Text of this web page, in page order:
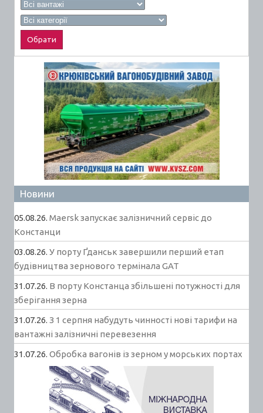
Новини
05.08.26. Maersk запускає залізничний сервіс до
Констанци
03.08.26. У порту Ґданськ завершили перший етап
будівництва зернового термінала GAT
31.07.26. В порту Констанца збільшені потужності для
зберігання зерна
31.07.26. З 1 серпня набудуть чинності нові тарифи на
вантажні залізничні перевезення
31.07.26. Обробка вагонів із зерном у морських портах